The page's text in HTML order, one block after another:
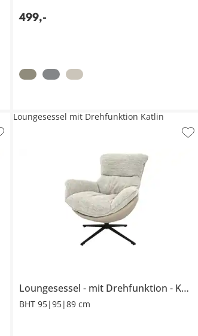
499,-
Loungesessel mit Drehfunktion Katlin
BHT 95|95|89 cm
Loungesessel mit Drehfunktion Katlin